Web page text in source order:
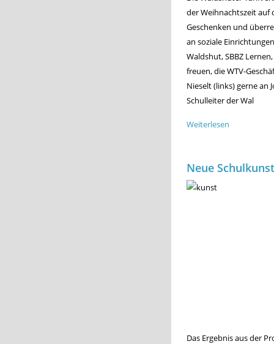
der Weihnachtszeit auf
Geschenken und
an soziale
Waldshut, SBBZ
freuen, die WTV-
Nieselt (links) gerne an
Schulleiter der Wal
Weiterlesen
Neue
Das Ergebnis aus der